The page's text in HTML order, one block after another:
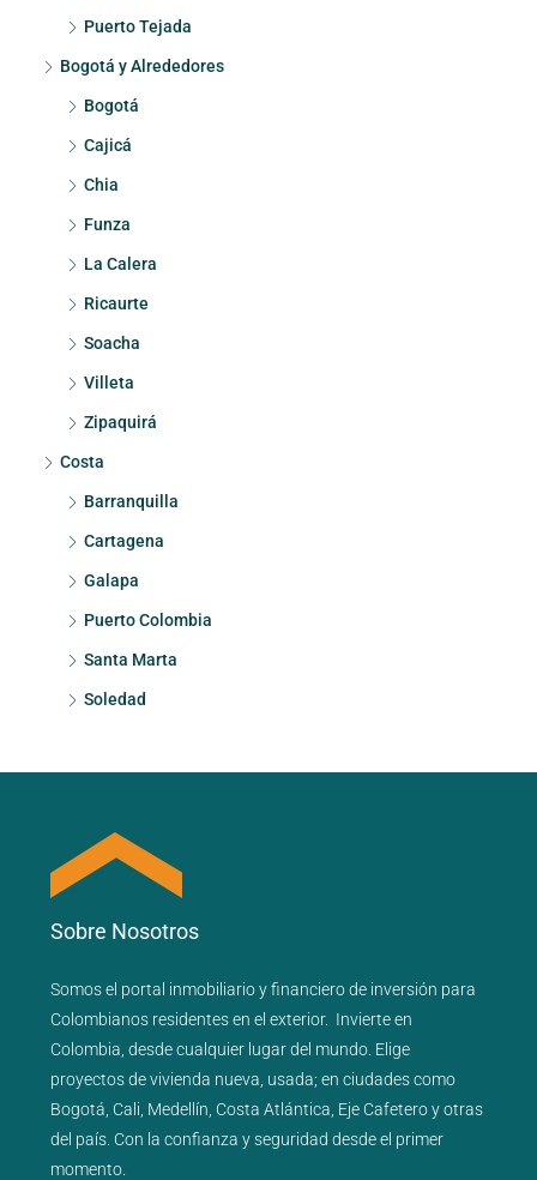
Puerto Tejada
Bogotá y Alrededores
Bogotá
Cajicá
Chia
Funza
La Calera
Ricaurte
Soacha
Villeta
Zipaquirá
Costa
Barranquilla
Cartagena
Galapa
Puerto Colombia
Santa Marta
Soledad
Sobre Nosotros
Somos el portal inmobiliarioyfinancierode inversión para
Colombianos residentes en el exterior. Invierte en
Colombia, desde cualquier lugar del mundo. Elige
proyectos devivienda nueva usada; en ciudades como
Bogotá Cali Medellín Costa Atlántica Eje Cafeteroyotras
del país . Con la confianza y seguridad desde el primer
momento.